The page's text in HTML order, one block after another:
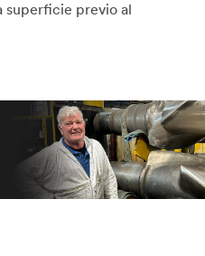
superficie previo al